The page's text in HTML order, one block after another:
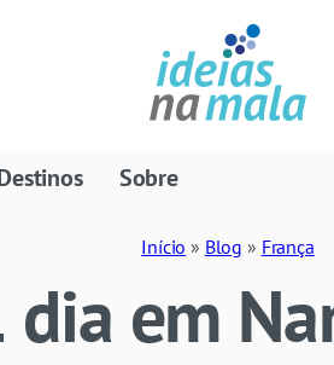
Sobre
Início » Blog » França
em